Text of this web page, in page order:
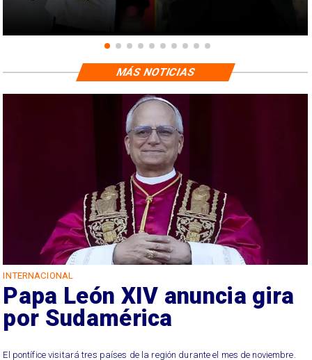
INTERNACIONAL
Papa León XIV anuncia gira
por Sudamérica
El pontífice visitará tres países de la región durante el mes de noviembre.
MÁS NOTICIAS